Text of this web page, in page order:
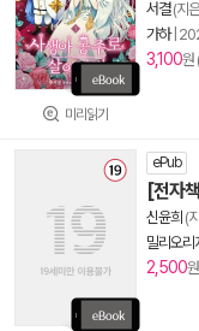
미리읽기
서결(지
가하|
3,100원
ePub
[전자
신윤희 (
밀리오리
2,500